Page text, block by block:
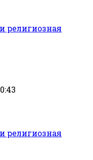
религиозная
религиозная